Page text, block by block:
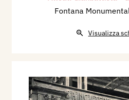
Fontana
Visualizza